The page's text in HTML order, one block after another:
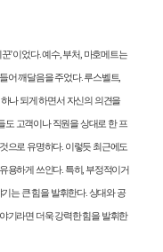
꾼’이었다.예수,부처 마호메트는
어 깨달음을 주었다.루스벨트
나 되게 하면서 자신의 의견을
도 고객이나 직원을 상대로 한 프
으로 유명하다. 이렇듯 최근에도
용하게 쓰인다. 특히, 부정적이거
는 큰 힘을 발휘한다. 상대와 공
기라면 더욱 강력한 힘을 발휘한